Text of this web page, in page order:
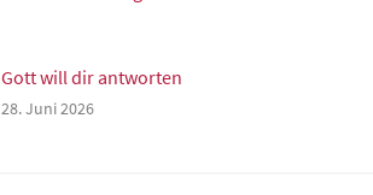
Gott will dir antworten
28. Juni 2026